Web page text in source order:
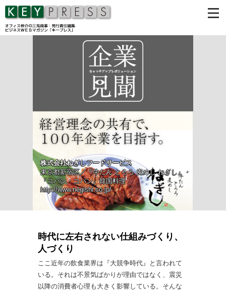
株式会社ねぎしフードサービス
東京都新宿区／『牛たん とろろ 麦めし ねぎし』・
『コパン・コパン』韓国料理
http://www.negishi.co.jp/
時代に左右されない仕組みづくり、
人づくり
ここ近年の飲食業界は『大競争時代』と言われて
いる。それは不景気ばかりが理由ではなく、震災
以降の消費者心理も大きく影響している。そんな